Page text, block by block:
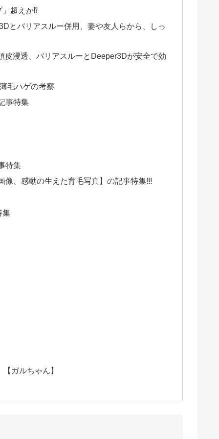
」超えか⁉
とバリアスルー併用、妻や友人らから、しっ
皮浸透、バリアスルーとDeeper3Dが安全で効
毛ハゲの考察
事特集
特集
、感動の生えた育毛写真】の記事特集!!!
集
ガルちゃん】